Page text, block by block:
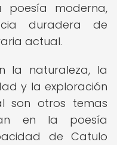
poesía moderna,
duradera de
actual.
la naturaleza, la
y la exploración
son otros temas
en la poesía
de Catulo